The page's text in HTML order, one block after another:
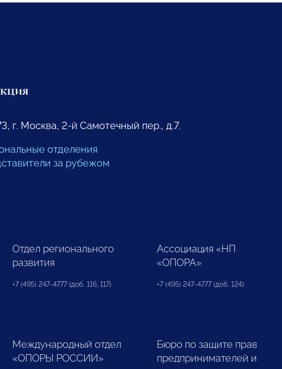
г. Москва, 2-й Самотечный пер., д.7.
отделения
за рубежом
Отдел регионального
развития
+7 (495) 247-4777 (доб. 116, 117)
Ассоциация «НП
«ОПОРА»
+7 (495) 247-4777 (доб. 124)
Международный отдел
«ОПОРЫ РОССИИ»
Бюро по защите прав
предпринимателей и